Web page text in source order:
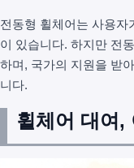
전동형 휠체어는 사용자
이 있습니다. 하지만 전
하며, 국가의 지원을 받
니다.
휠체어 대여,